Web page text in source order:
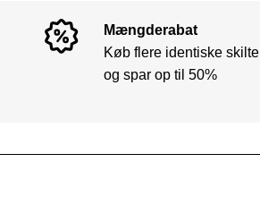
Mængderabat
Køb flere identiske skilte
og spar op til 50%